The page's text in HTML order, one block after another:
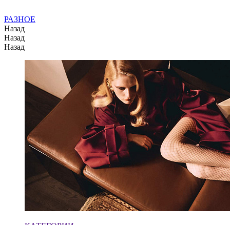
РАЗНОЕ
Назад
Назад
Назад